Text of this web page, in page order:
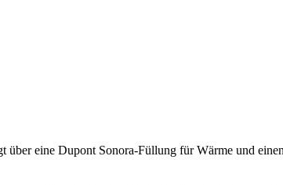
eine Dupont Sonora-Füllung für Wärme und